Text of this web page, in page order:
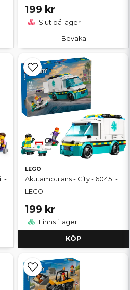
199 kr
Slut på lager
Bevaka
-
LEGO
Akutambulans - City - 60451 -
LEGO
199 kr
Finns i lager
KÖP